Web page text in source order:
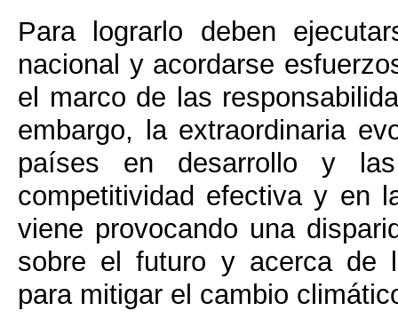
Para lograrlo deben
nacional y acordarse
el marco de las
embargo, la extraordinaria
países en desarrollo y
competitividad efectiva y en
viene provocando una
sobre el futuro y acerca de
para mitigar el cambio